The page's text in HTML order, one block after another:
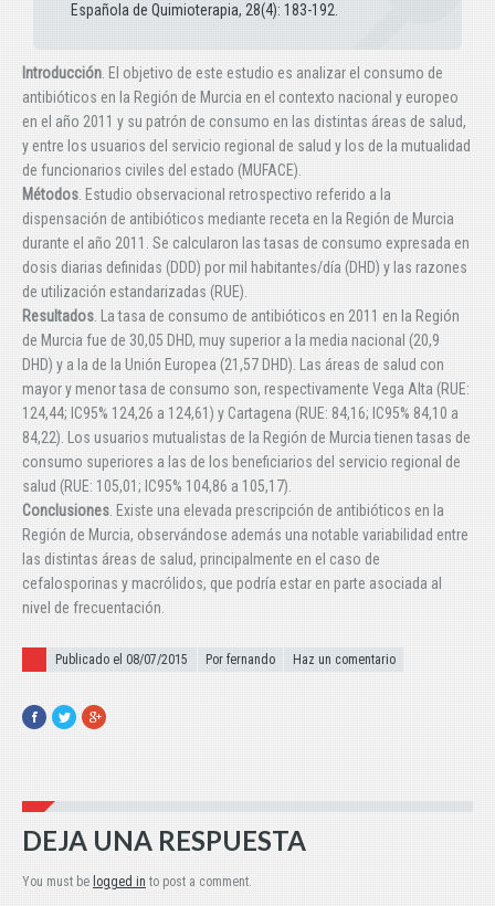
Española de Quimioterapia, 28(4): 183-192.
Introducción . El objetivo de este estudio es analizar el consumo de
antibióticos en la Región de Murcia en el contexto nacional y europeo
en el año 2011 y su patrón de consumo en las distintas áreas de salud,
y entre los usuarios del servicio regional de salud y los de la mutualidad
de funcionarios civiles del estado (MUFACE).
Métodos . Estudio observacional retrospectivo referido a la
dispensación de antibióticos mediante receta en la Región de Murcia
durante el año 2011. Se calcularon las tasas de consumo expresada en
dosis diarias definidas (DDD) por mil habitantes/día (DHD) y las razones
de utilización estandarizadas (RUE).
Resultados . La tasa de consumo de antibióticos en 2011 en la Región
de Murcia fue de 30,05 DHD, muy superior a la media nacional (20,9
DHD) y a la de la Unión Europea (21,57 DHD). Las áreas de salud con
mayor y menor tasa de consumo son, respectivamente Vega Alta (RUE:
124,44; IC95% 124,26 a 124,61) y Cartagena (RUE: 84,16; IC95% 84,10 a
84,22). Los usuarios mutualistas de la Región de Murcia tienen tasas de
consumo superiores a las de los beneficiarios del servicio regional de
salud (RUE: 105,01; IC95% 104,86 a 105,17).
Conclusiones . Existe una elevada prescripción de antibióticos en la
Región de Murcia, observándose además una notable variabilidad entre
las distintas áreas de salud, principalmente en el caso de
cefalosporinas y macrólidos, que podría estar en parte asociada al
nivel de frecuentación.
Publicado el
Publicado el 08/07/2015 Por fernando Haz un comentario
Facebook
TwitterGoogle+
DEJA UNA RESPUESTA
You must be logged in to post a comment.